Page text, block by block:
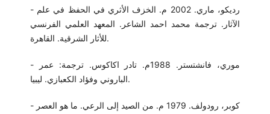
- رديكو، ماري. 2002 م. الخزف الأثري في الحفظ في علم
الآثار. ترجمة محمد احمد الشاعر. المعهد العلمي الفرنسي
للأثار الشرقية. القاهرة.
- موري، فانشتستر. 1988م. تادر اكاكوس. ترجمة: عمر
الباروني وفؤاد الكعبازي. ليبيا.
- كوبر، رودولف. 1979 م. من الصيد إلى الرعي. ما هو العصر